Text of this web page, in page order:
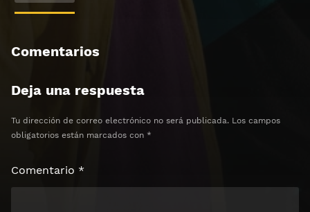
⏰ El acceso expira en 1 hora
Comentarios
Deja una respuesta
Tu dirección de correo electrónico no será publicada. Los campos
obligatorios están marcados con *
Comentario *